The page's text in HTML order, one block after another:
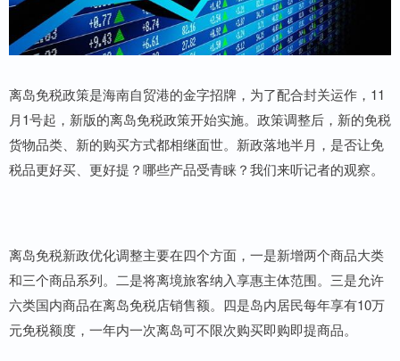
离岛免税政策是海南自贸港的金字招牌，为了配合封关运作，11
月1号起，新版的离岛免税政策开始实施。政策调整后，新的免税
货物品类、新的购买方式都相继面世。新政落地半月，是否让免
税品更好买、更好提？哪些产品受青睐？我们来听记者的观察。
离岛免税新政优化调整主要在四个方面，一是新增两个商品大类
和三个商品系列。二是将离境旅客纳入享惠主体范围。三是允许
六类国内商品在离岛免税店销售额。四是岛内居民每年享有10万
元免税额度，一年内一次离岛可不限次购买即购即提商品。